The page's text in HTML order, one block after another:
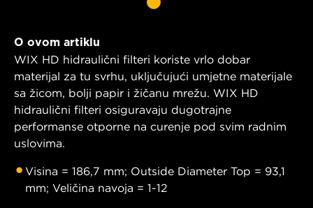
O ovom artiklu
WIX HD hidraulični filteri koriste vrlo dobar
materijal za tu svrhu, uključujući umjetne materijale
sa žicom, bolji papir i žičanu mrežu. WIX HD
hidraulični filteri osiguravaju dugotrajne
performanse otporne na curenje pod svim radnim
uslovima.
Visina = 186,7 mm; Outside Diameter Top = 93,1
mm; Veličina navoja = 1-12